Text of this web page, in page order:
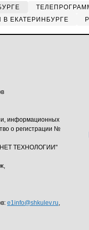
ЕКАТЕРИНБУРГЕ
информационных
о регистрации №
ТЕХНОЛОГИИ"
e1info@shkulev.ru,